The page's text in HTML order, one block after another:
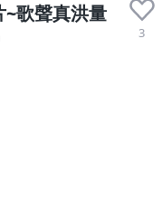
~歌聲真洪量
3